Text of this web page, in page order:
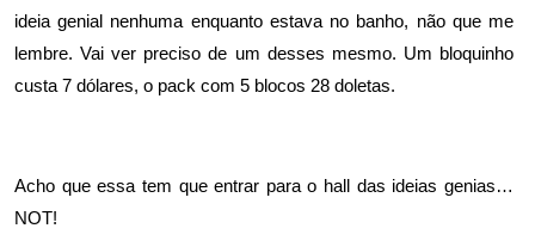
ideia genial nenhuma enquanto estava no banho, não que me
lembre. Vai ver preciso de um desses mesmo. Um bloquinho
custa 7 dólares, o pack com 5 blocos 28 doletas.
Acho que essa tem que entrar para o hall das ideias genias…
NOT!